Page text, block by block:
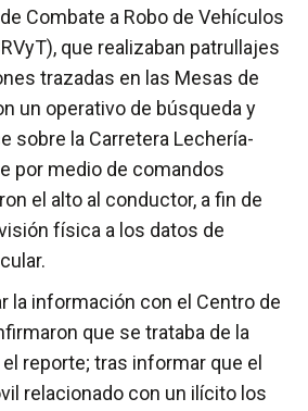
Combate a Robo de Vehículos
que realizaban patrullajes
trazadas en las Mesas de
un operativo de búsqueda y
sobre la Carretera Lechería-
por medio de comandos
el alto al conductor, a fin de
física a los datos de
la información con el Centro de
que se trataba de la
reporte; tras informar que el
relacionado con un ilícito los